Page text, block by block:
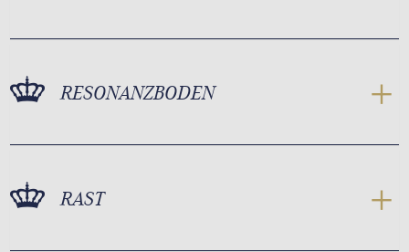
RESONANZBODEN
RAST